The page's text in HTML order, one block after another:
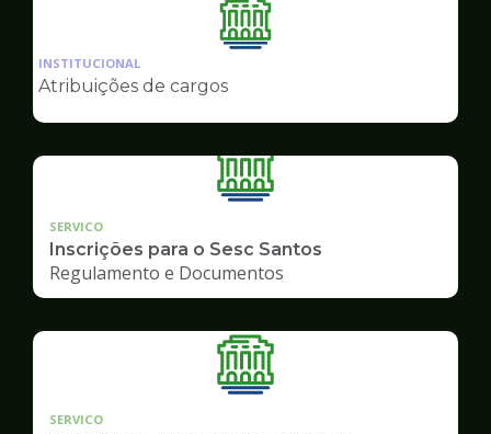
Ilustração
da
Servidor
INSTITUCIONAL
Atribuições de cargos
SERVICO
Inscrições para o Sesc Santos
Regulamento e Documentos
SERVICO